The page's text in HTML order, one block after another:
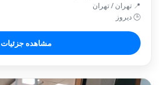
📍 تهران / تهران
🕒 دیروز
مشاهده جزئیات